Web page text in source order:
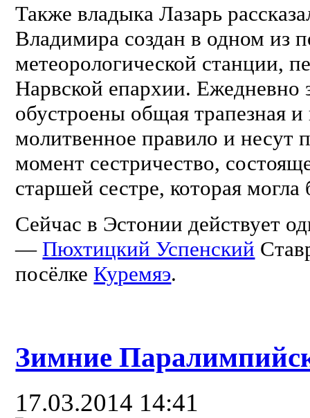
Также владыка Лазарь
Владимира создан в одном из
метеорологической станции,
Нарвской епархии. Ежедневно
обустроены общая трапезная
молитвенное правило и
момент сестричество,
старшей сестре, которая
Сейчас в Эстонии действует
— Пюхтицкий Успенский
посёлке Куремяэ.
Зимние
17.03.2014 14:41